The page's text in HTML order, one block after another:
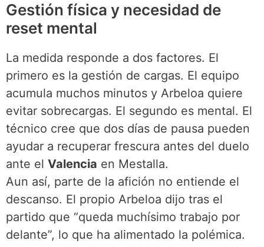
Gestión física y necesidad de
reset mental
La medida responde a dos factores. El
primero es la gestión de cargas. El equipo
acumula muchos minutos y Arbeloa quiere
evitar sobrecargas. El segundo es mental. El
técnico cree que dos días de pausa pueden
ayudar a recuperar frescura antes del duelo
ante el Valencia en Mestalla.
Aun así, parte de la afición no entiende el
descanso. El propio Arbeloa dijo tras el
partido que “queda muchísimo trabajo por
delante”, lo que ha alimentado la polémica.